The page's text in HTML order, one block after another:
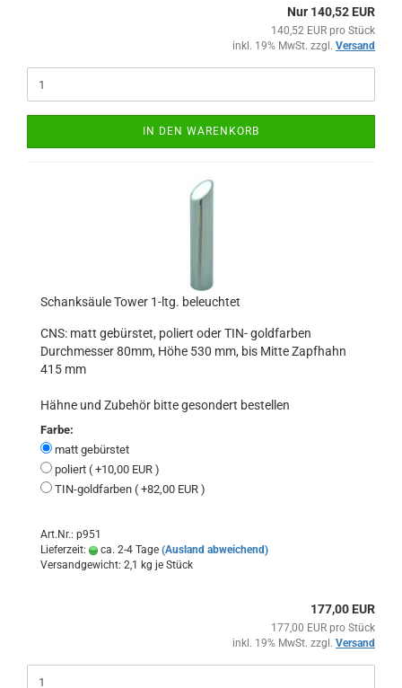
Nur 140,52 EUR
140,52 EUR pro Stück
inkl. 19% MwSt. zzgl. Versand
IN DEN WARENKORB
Schanksäule Tower 1-ltg. beleuchtet
CNS: matt gebürstet, poliert oder TIN- goldfarben
Durchmesser 80mm, Höhe 530 mm, bis Mitte Zapfhahn
415 mm
Hähne und Zubehör bitte gesondert bestellen
Farbe:
matt gebürstet
poliert ( +10,00 EUR )
TIN-goldfarben ( +82,00 EUR )
Art.Nr.: p951
Lieferzeit:
ca. 2-4 Tage (Ausland abweichend)
Versandgewicht: 2,1 kg je Stück
177,00 EUR
177,00 EUR pro Stück
inkl. 19% MwSt. zzgl. Versand